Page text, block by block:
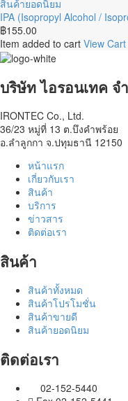
ขนาด
W90xD60xH113
cm
1000
ml
(Isopropyl
Alcohol
/
Isopropanol)
v/v
ขนาด
1000
ml
สินค้ายอดนิยม
IPA (Isopropyl Alcohol /
฿155.00
Item added to cart View Cart
บริษัท ไอรอนเทค
IRONTEC Co., Ltd.
36/23 หมู่ที่ 13 ต.บึงคำพร้อย
อ.ลำลูกกา จ.ปทุมธานี 12150
หน้าแรก
เกี่ยวกับเรา
สินค้า
บริการ
ข่าวสาร
ติดต่อเรา
สินค้า
สินค้าทั้งหมด
สินค้าโปรโมชั่น
สินค้าขายดี
สินค้ายอดนิยม
ติดต่อเรา
02-152-5440